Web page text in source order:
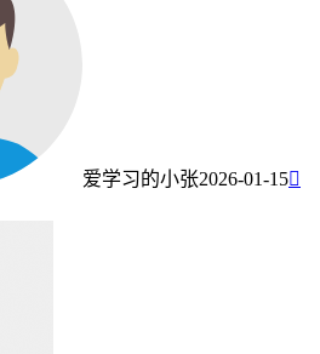
爱学习的小张2026-01-15